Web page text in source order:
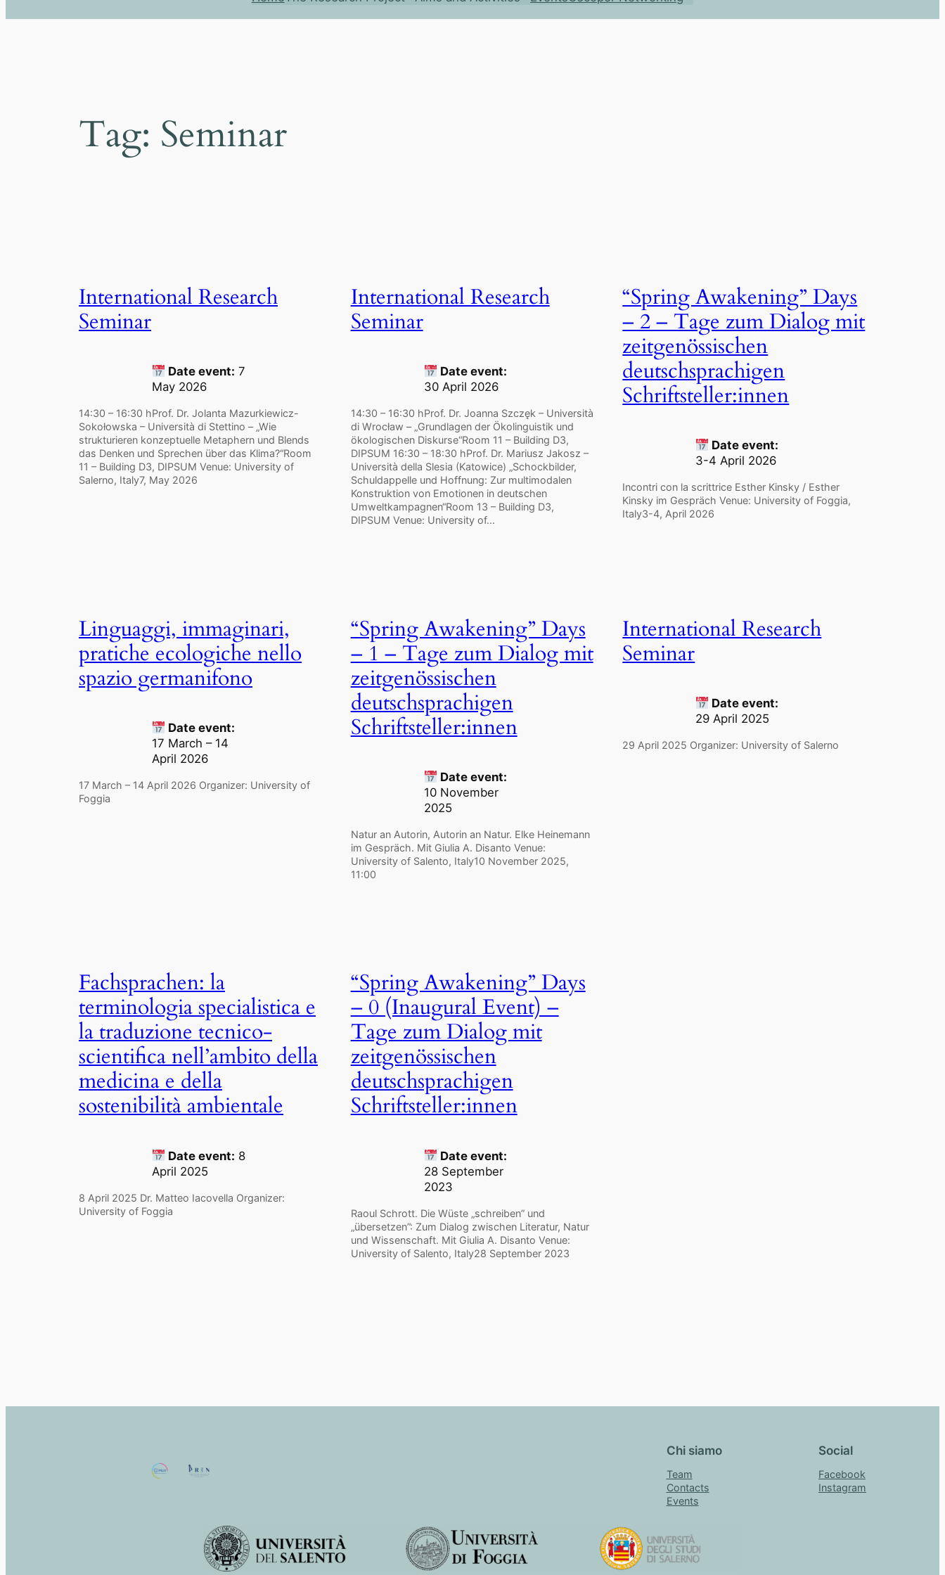
Tag: Seminar
International Research
Seminar
Date event: 7
May 2026
14:30 – 16:30 hProf. Dr. Jolanta Mazurkiewicz-
Sokołowska – Università di Stettino – „Wie
strukturieren konzeptuelle Metaphern und Blends
das Denken und Sprechen über das Klima?“Room
11 – Building D3, DIPSUM Venue: University of
Salerno, Italy7, May 2026
International Research
Seminar
Date event:
30 April 2026
14:30 – 16:30 hProf. Dr. Joanna Szczęk – Università
di Wrocław – „Grundlagen der Ökolinguistik und
ökologischen Diskurse“Room 11 – Building D3,
DIPSUM 16:30 – 18:30 hProf. Dr. Mariusz Jakosz –
Università della Slesia (Katowice) „Schockbilder,
Schuldappelle und Hoffnung: Zur multimodalen
Konstruktion von Emotionen in deutschen
Umweltkampagnen“Room 13 – Building D3,
DIPSUM Venue: University of…
“Spring Awakening” Days
– 2 – Tage zum Dialog mit
zeitgenössischen
deutschsprachigen
Schriftsteller:innen
Date event:
3-4 April 2026
Incontri con la scrittrice Esther Kinsky / Esther
Kinsky im Gespräch Venue: University of Foggia,
Italy3-4, April 2026
Linguaggi, immaginari,
pratiche ecologiche nello
spazio germanifono
Date event:
17 March – 14
April 2026
17 March – 14 April 2026 Organizer: University of
Foggia
“Spring Awakening” Days
– 1 – Tage zum Dialog mit
zeitgenössischen
deutschsprachigen
Schriftsteller:innen
Date event:
10 November
2025
Natur an Autorin, Autorin an Natur. Elke Heinemann
im Gespräch. Mit Giulia A. Disanto Venue:
University of Salento, Italy10 November 2025,
11:00
International Research
Seminar
Date event:
29 April 2025
29 April 2025 Organizer: University of Salerno
Fachsprachen: la
terminologia specialistica e
la traduzione tecnico-
scientifica nell’ambito della
medicina e della
sostenibilità ambientale
Date event: 8
April 2025
8 April 2025 Dr. Matteo Iacovella Organizer:
University of Foggia
“Spring Awakening” Days
– 0 (Inaugural Event) –
Tage zum Dialog mit
zeitgenössischen
deutschsprachigen
Schriftsteller:innen
Date event:
28 September
2023
Raoul Schrott. Die Wüste „schreiben” und
„übersetzen”: Zum Dialog zwischen Literatur, Natur
und Wissenschaft. Mit Giulia A. Disanto Venue:
University of Salento, Italy28 September 2023
Chi siamo
Team
Contacts
Events
Social
Facebook
Instagram